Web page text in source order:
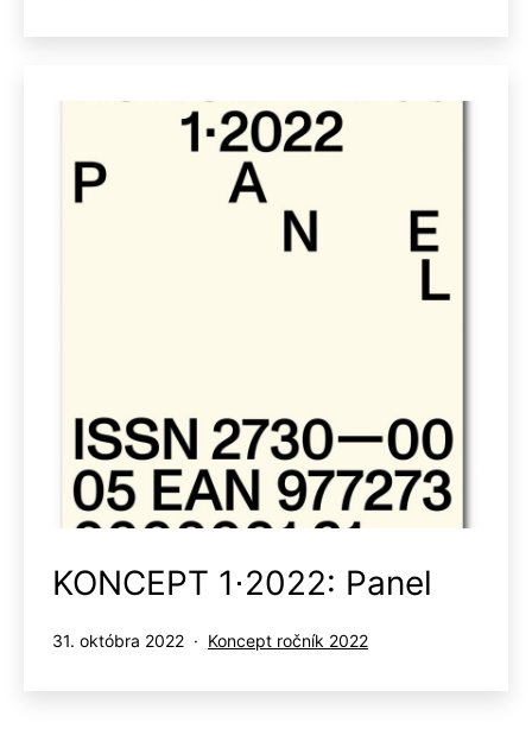
KONCEPT 1⋅2022: Panel
Publikované
31. októbra 2022
Kategorizované
Koncept ročník 2022